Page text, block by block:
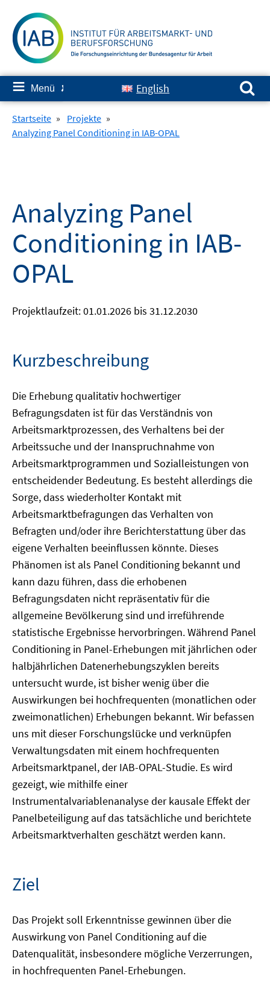
zum
Inhalt
≡ Menü ✘ English
Suchen nach:
Startseite » Projekte »
Analyzing Panel Conditioning in IAB-OPAL
Analyzing Panel
Conditioning in IAB-
OPAL
Projektlaufzeit: 01.01.2026 bis 31.12.2030
Kurzbeschreibung
Die Erhebung qualitativ hochwertiger
Befragungsdaten ist für das Verständnis von
Arbeitsmarktprozessen, des Verhaltens bei der
Arbeitssuche und der Inanspruchnahme von
Arbeitsmarktprogrammen und Sozialleistungen von
entscheidender Bedeutung. Es besteht allerdings die
Sorge, dass wiederholter Kontakt mit
Arbeitsmarktbefragungen das Verhalten von
Befragten und/oder ihre Berichterstattung über das
eigene Verhalten beeinflussen könnte. Dieses
Phänomen ist als Panel Conditioning bekannt und
kann dazu führen, dass die erhobenen
Befragungsdaten nicht repräsentativ für die
allgemeine Bevölkerung sind und irreführende
statistische Ergebnisse hervorbringen. Während Panel
Conditioning in Panel-Erhebungen mit jährlichen oder
halbjährlichen Datenerhebungszyklen bereits
untersucht wurde, ist bisher wenig über die
Auswirkungen bei hochfrequenten (monatlichen oder
zweimonatlichen) Erhebungen bekannt. Wir befassen
uns mit dieser Forschungslücke und verknüpfen
Verwaltungsdaten mit einem hochfrequenten
Arbeitsmarktpanel, der IAB-OPAL-Studie. Es wird
gezeigt, wie mithilfe einer
Instrumentalvariablenanalyse der kausale Effekt der
Panelbeteiligung auf das tatsächliche und berichtete
Arbeitsmarktverhalten geschätzt werden kann.
Ziel
Das Projekt soll Erkenntnisse gewinnen über die
Auswirkung von Panel Conditioning auf die
Datenqualität, insbesondere mögliche Verzerrungen,
in hochfrequenten Panel-Erhebungen.